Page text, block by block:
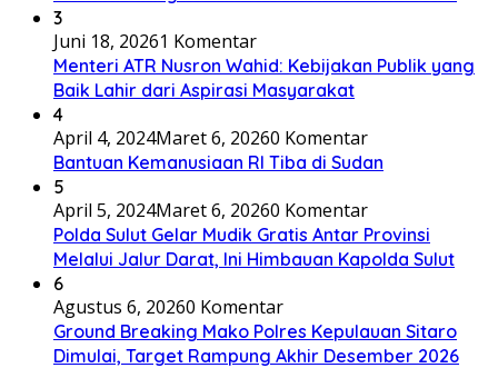
3
Juni 18, 20261 Komentar
Menteri ATR Nusron Wahid: Kebijakan Publik yang
Baik Lahir dari Aspirasi Masyarakat
4
April 4, 2024Maret 6, 20260 Komentar
Bantuan Kemanusiaan RI Tiba di Sudan
5
April 5, 2024Maret 6, 20260 Komentar
Polda Sulut Gelar Mudik Gratis Antar Provinsi
Melalui Jalur Darat, Ini Himbauan Kapolda Sulut
6
Agustus 6, 20260 Komentar
Ground Breaking Mako Polres Kepulauan Sitaro
Dimulai, Target Rampung Akhir Desember 2026